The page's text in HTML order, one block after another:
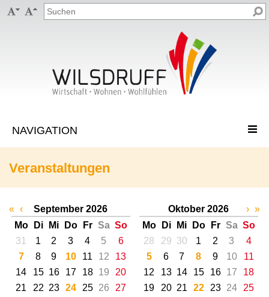
 
Veranstaltungen
« ‹
September 2026
Mo
Di Mi Do Fr Sa So
31
1 2 3 4 5
6
7
8 9 10 11 12
13
14
15 16 17 18 19
20
21
22 23 24 25 26
27
Oktober 2026
Mo
Di Mi Do Fr Sa So
28
29 30 1 2 3
4
5
6 7 8 9 10
11
12
13 14 15 16 17
18
19
20 21 22 23 24
25
› »